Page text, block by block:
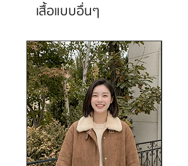
เสื้อแบบอื่นๆ